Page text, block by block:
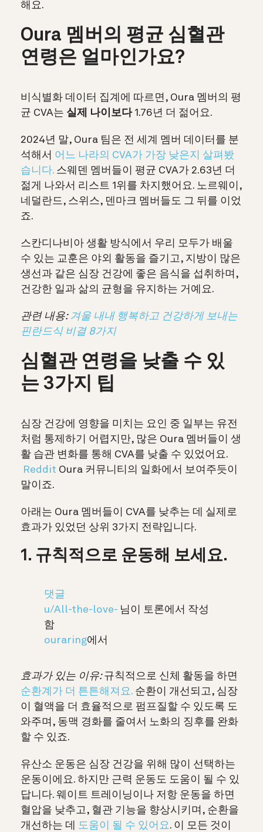
해요.
Oura 멤버의 평균 심혈관
연령은 얼마인가요?
비식별화 데이터 집계에 따르면, Oura 멤버의 평
균 CVA는 실제 나이보다1.76년 더 젊어요.
2024년 말, Oura 팀은 전 세계 멤버 데이터를 분
석해서 어느 나라의 CVA가 가장 낮은지 살펴봤
습니다. 스웨덴 멤버들이 평균 CVA가 2.63년 더
젊게 나와서 리스트 1위를 차지했어요. 노르웨이,
네덜란드, 스위스, 덴마크 멤버들도 그 뒤를 이었
죠.
스칸디나비아 생활 방식에서 우리 모두가 배울
수 있는 교훈은 야외 활동을 즐기고, 지방이 많은
생선과 같은 심장 건강에 좋은 음식을 섭취하며,
건강한 일과 삶의 균형을 유지하는 거예요.
관련 내용: 겨울 내내 행복하고 건강하게 보내는
핀란드식 비결 8가지
심혈관 연령을 낮출 수 있
는 3가지 팁
심장 건강에 영향을 미치는 요인 중 일부는 유전
처럼 통제하기 어렵지만, 많은 Oura 멤버들이 생
활 습관 변화를 통해 CVA를 낮출 수 있었어요.
Reddit Oura 커뮤니티의 일화에서 보여주듯이
말이죠.
아래는 Oura 멤버들이 CVA를 낮추는 데 실제로
효과가 있었던 상위 3가지 전략입니다.
1. 규칙적으로 운동해 보세요.
댓글
u/All-the-love- 님이 토론에서 작성
함
ouraring에서
효과가 있는 이유:규칙적으로 신체 활동을 하면
순환계가 더 튼튼해져요. 순환이 개선되고, 심장
이 혈액을 더 효율적으로 펌프질할 수 있도록 도
와주며, 동맥 경화를 줄여서 노화의 징후를 완화
할 수 있죠.
유산소 운동은 심장 건강을 위해 많이 선택하는
운동이에요. 하지만 근력 운동도 도움이 될 수 있
답니다. 웨이트 트레이닝이나 저항 운동을 하면
혈압을 낮추고, 혈관 기능을 향상시키며, 순환을
개선하는 데 도움이 될 수 있어요. 이 모든 것이